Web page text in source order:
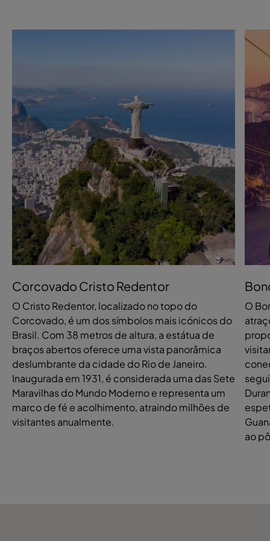
Corcovado Cristo Redentor
O Cristo Redentor, localizado no topo do
Corcovado, é um dos símbolos mais icónicos do
Brasil. Com 38 metros de altura, a estátua de
braços abertos oferece uma vista panorâmica
deslumbrante da cidade do Rio de Janeiro.
Inaugurada em 1931, é considerada uma das Sete
Maravilhas do Mundo Moderno e representa um
marco de fé e acolhimento, atraindo milhões de
visitantes anualmente.
O
ao